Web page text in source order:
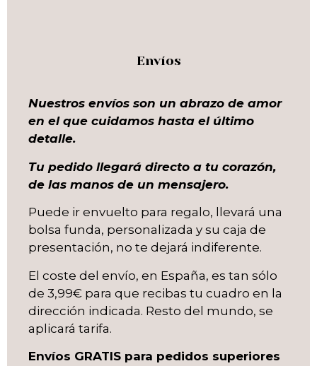
Envíos
Nuestros envíos son un abrazo de amor
en el que cuidamos hasta el último
detalle.
Tu pedido llegará directo a tu corazón,
de las manos de un mensajero.
Puede ir envuelto para regalo, llevará una
bolsa funda, personalizada y su caja de
presentación, no te dejará indiferente.
El coste del envío, en España, es tan sólo
de 3,99€ para que recibas tu cuadro en la
dirección indicada. Resto del mundo, se
aplicará tarifa.
Envíos GRATIS para pedidos superiores